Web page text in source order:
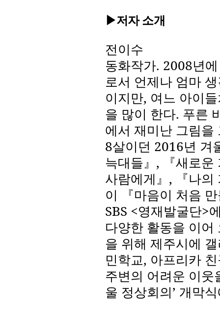
▶저자 소개
전이수
동화작가. 2008년
로서 언제나 엄마
이지만, 여느 아이
을 많이 한다. 푸른
에서 재미난 그림을
8살이던 2016년 겨
늑대들』 ,
『새로
사람에게』 ,
『나
이 『마음이 처음
SBS <영재발굴단>
다양한 활동을 이어
을 위해 제주시에
민학교, 아프리카
주변의 어려운 이웃
울 정상회의’ 개막